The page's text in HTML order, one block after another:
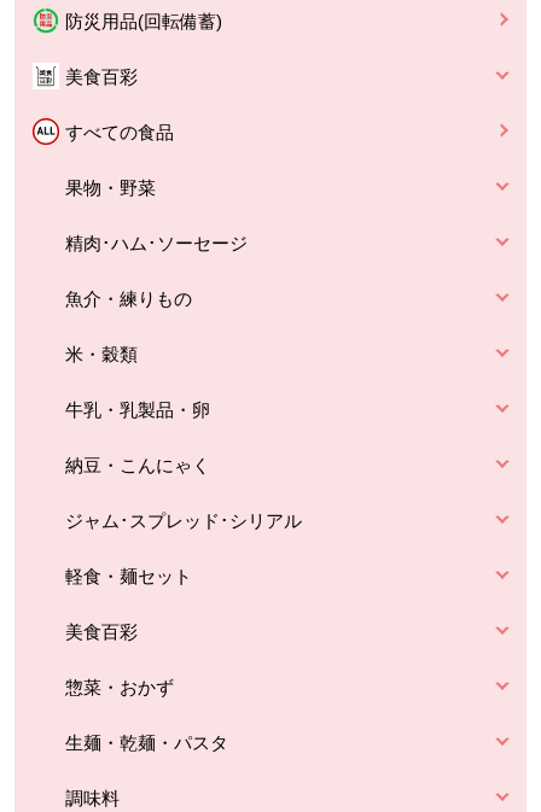
防災用品(回転備蓄)
美食百彩
すべての食品
果物・野菜
精肉･ハム･ソーセージ
魚介・練りもの
米・穀類
牛乳・乳製品・卵
納豆・こんにゃく
ジャム･スプレッド･シリアル
軽食・麺セット
美食百彩
惣菜・おかず
生麺・乾麺・パスタ
調味料